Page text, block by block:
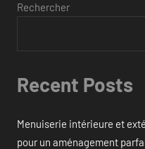
Rechercher
Recent Posts
Menuiserie intérieure et
pour un aménagement